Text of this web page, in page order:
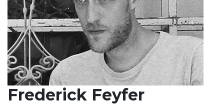
Frederick Feyfer